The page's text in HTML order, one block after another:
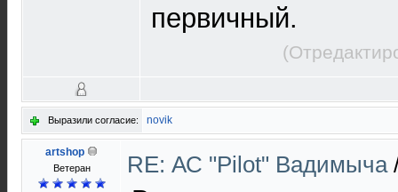
первичный.
Выразили согласие: novik
artshop
Ветеран RE: АС "Pilot" Вадимыча